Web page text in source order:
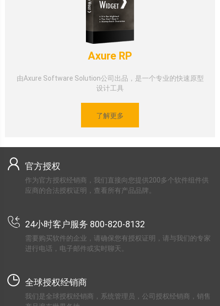
Axure RP
由Axure Software Solution公司出品，是一个专业的快速原型
设计工具
了解更多
官方授权
作为官方授权经销商，我们直接向您提供200多个软件组件供
应商的合法授权证明，查看所有产品品牌。
24小时客户服务 800-820-8132
需要购买软件的企业，请确保您有授权证明，请与我们的专家
进行电话，电子邮件或实时聊天。
全球授权经销商
我们是全球授权经销商，系统管理员，公司授权经销商，销售